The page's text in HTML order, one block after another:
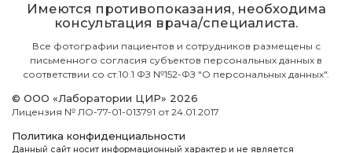
Имеются противопоказания, необходима
консультация врача/специалиста.
Все фотографии пациентов и сотрудников размещены с
письменного согласия субъектов персональных данных в
соответствии со ст.10.1 ФЗ №152-ФЗ "О персональных данных".
© ООО «Лаборатории ЦИР» 2026
Лицензия № ЛО-77-01-013791 от 24.01.2017
Политика конфиденциальности
Данный сайт носит информационный характер и не является